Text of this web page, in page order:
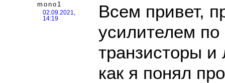
mono1
02.09.2021,
14:19
Всем привет,
усилителем по
транзисторы и
как я понял